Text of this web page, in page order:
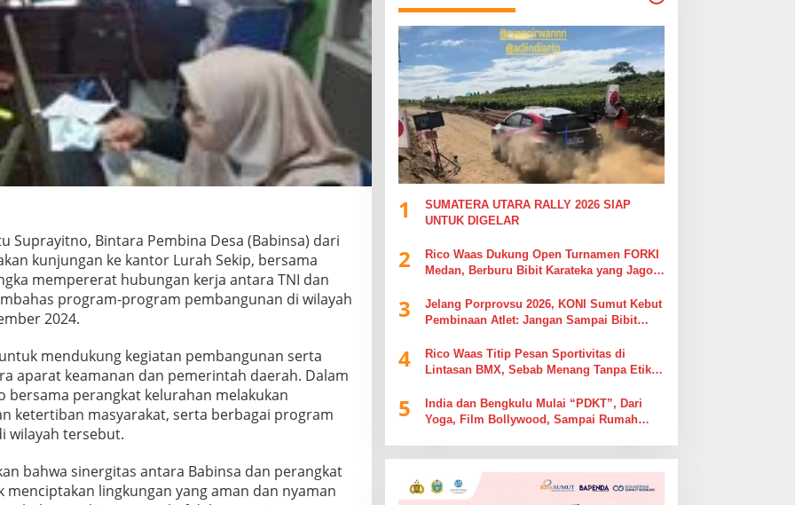
Suprayitno, Bintara Pembina Desa (Babinsa) dari
kunjungan ke kantor Lurah Sekip, bersama
mempererat hubungan kerja antara TNI dan
program-program pembangunan di wilayah
2024.
mendukung kegiatan pembangunan serta
aparat keamanan dan pemerintah daerah. Dalam
bersama perangkat kelurahan melakukan
ketertiban masyarakat, serta berbagai program
wilayah tersebut.
bahwa sinergitas antara Babinsa dan perangkat
lingkungan yang aman dan nyaman
1
SUMATERA UTARA RALLY 2026 SIAP
UNTUK DIGELAR
2
Rico Waas Dukung Open Turnamen FORKI
Medan, Berburu Bibit Karateka yang Jago
Komentar
3
Jelang Porprovsu 2026, KONI Sumut Kebut
Pembinaan Atlet: Jangan Sampai Bibit
4
Rico Waas Titip Pesan Sportivitas di
Lintasan BMX, Sebab Menang Tanpa Etika
5
India dan Bengkulu Mulai “PDKT”, Dari
Yoga, Film Bollywood, Sampai Rumah